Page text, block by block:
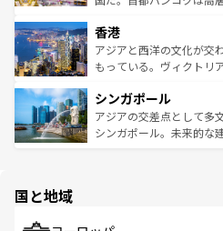
とつ。フォーやバインミ
ひ現地で味わいたい。ど
が旅行者を迎えてくれる
参照してほしい。
の活気が交差している。
帯で自然と触れ合い、南
いビーチでリゾート気分
激する。気候は一年中温
が待っている。親しみや
た文化、そして多様な観
香港
アジアと西洋の文化が交
もっている。ヴィクトリ
み、どこを訪れても感動
ており、効率よく見どこ
うな絶景から文化的な体
シンガポール
アジアの交差点として多
シンガポール。未来的な
国と地域